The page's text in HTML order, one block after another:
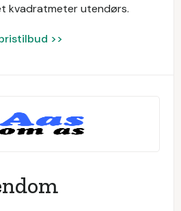
kvadratmeter utendørs.
>>